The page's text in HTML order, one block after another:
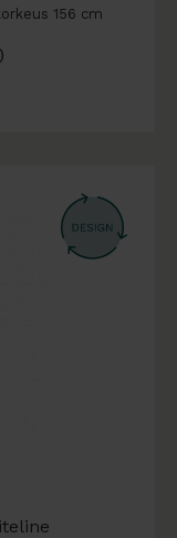
156 cm